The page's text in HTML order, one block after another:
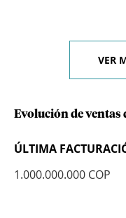
VER
Evolución de ventas
ÚLTIMA
1.000.000.000 COP